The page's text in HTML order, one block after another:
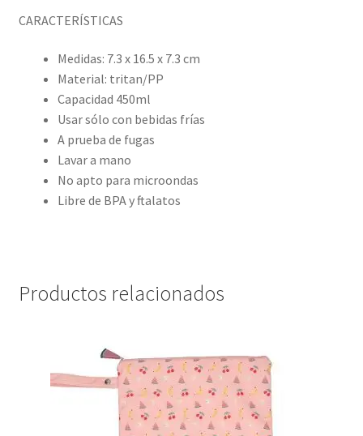
CARACTERÍSTICAS
Medidas: 7.3 x 16.5 x 7.3 cm
Material: tritan/PP
Capacidad 450ml
Usar sólo con bebidas frías
A prueba de fugas
Lavar a mano
No apto para microondas
Libre de BPA y ftalatos
Productos relacionados